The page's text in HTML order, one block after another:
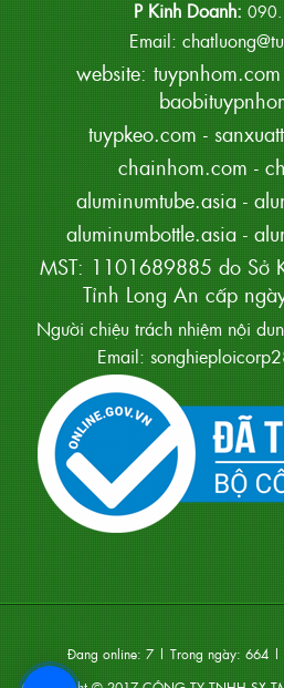
P Kinh Doanh:
Email:
website: tuypnhom.com
tuypkeo.com -
chainhom.com -
aluminumtube.asia -
aluminumbottle.asia -
MST: 1101689885 do Sở
Tỉnh Long An cấp
Người chiệu trách nhiệm nội
Email:
Đang online: 7| Trong ngày: 664|